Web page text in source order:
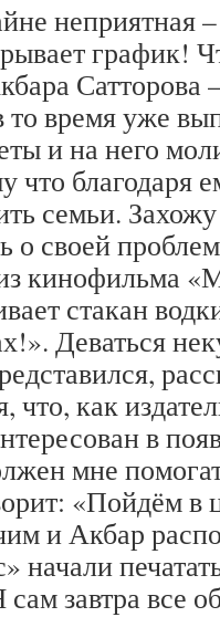
неприятная
график!
Сатторова
время уже
и на него
что благодаря
семьи.
о своей
кинофильма
стакан
Деваться
что, как
в
мне
«Пойдём
и Акбар
начали
сам завтра все